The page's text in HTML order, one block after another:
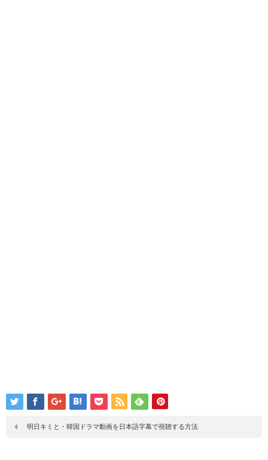
明日キミと・韓国ドラマ動画を日本語字幕で視聴する方法